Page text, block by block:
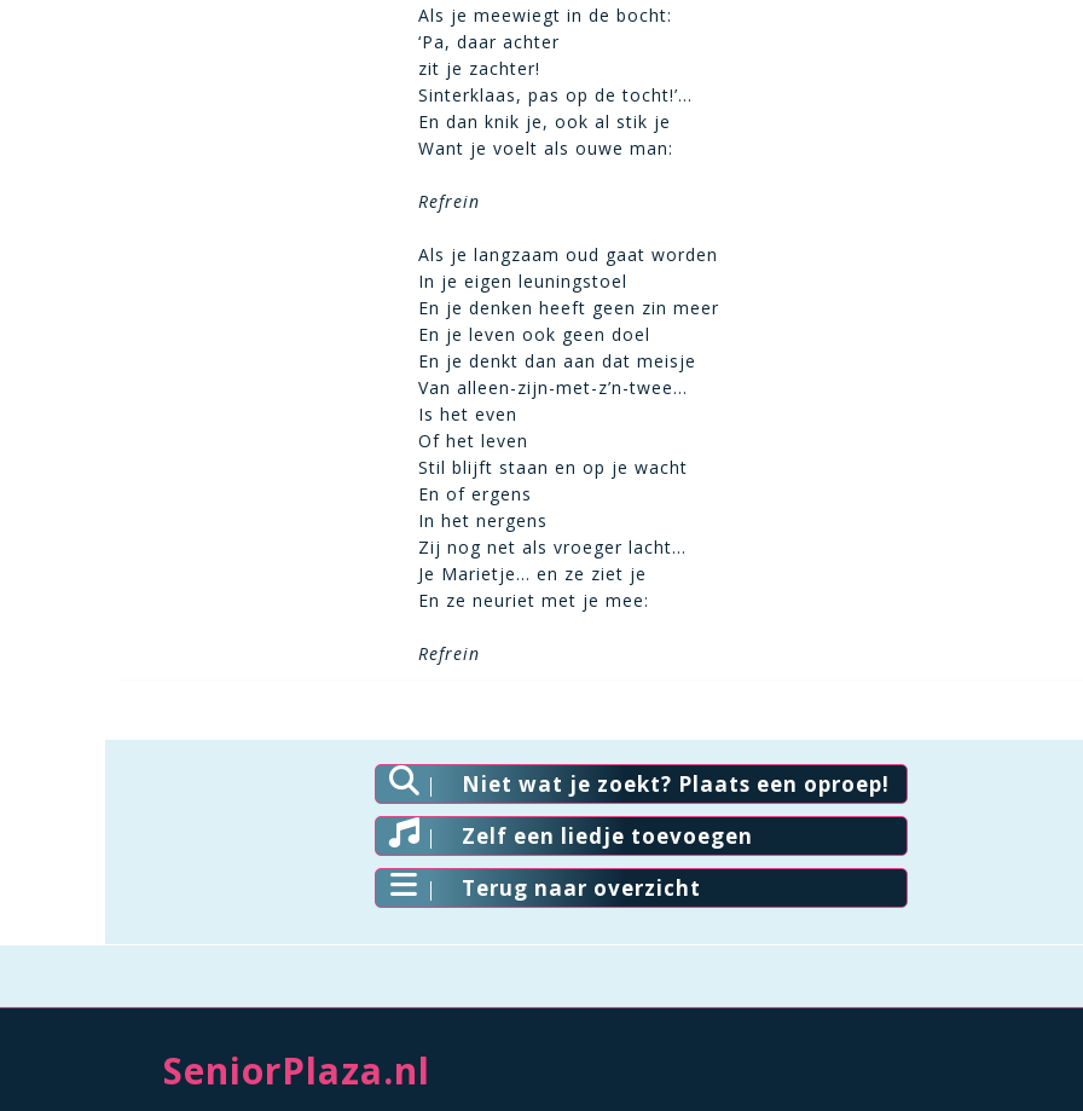
Als je meewiegt in de bocht:
‘Pa, daar achter
zit je zachter!
Sinterklaas, pas op de tocht!’…
En dan knik je, ook al stik je
Want je voelt als ouwe man:
Refrein
Als je langzaam oud gaat worden
In je eigen leuningstoel
En je denken heeft geen zin meer
En je leven ook geen doel
En je denkt dan aan dat meisje
Van alleen-zijn-met-z’n-twee…
Is het even
Of het leven
Stil blijft staan en op je wacht
En of ergens
In het nergens
Zij nog net als vroeger lacht…
Je Marietje… en ze ziet je
En ze neuriet met je mee:
Refrein
Niet wat je zoekt? Plaats een oproep!
Zelf een liedje toevoegen
Terug naar overzicht
SeniorPlaza.nl